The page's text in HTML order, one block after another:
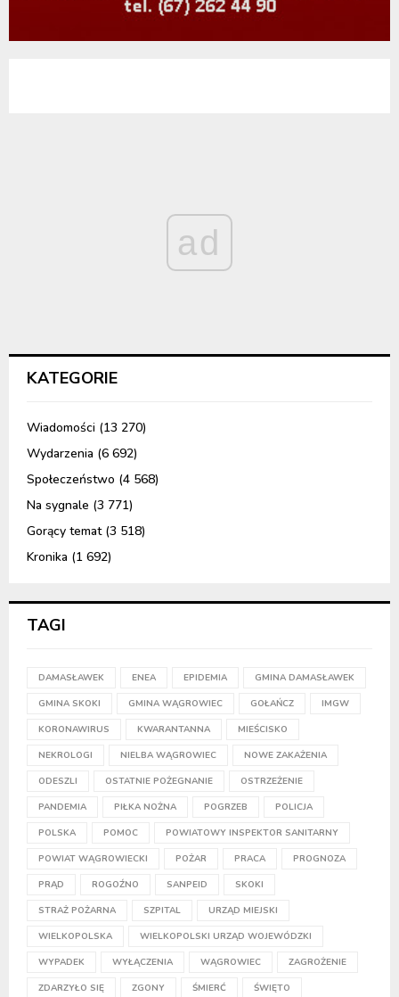
ad
KATEGORIE
Wiadomości (13 270)
Wydarzenia (6 692)
Społeczeństwo (4 568)
Na sygnale (3 771)
Gorący temat(3 518)
Kronika (1 692)
TAGI
DAMASŁAWEK ENEA EPIDEMIA GMINA DAMASŁAWEK
GMINA SKOKI GMINA WĄGROWIEC GOŁAŃCZ IMGW
KORONAWIRUS KWARANTANNA MIEŚCISKO
NEKROLOGI NIELBA WĄGROWIEC NOWE ZAKAŻENIA
ODESZLI OSTATNIE POŻEGNANIE OSTRZEŻENIE
PANDEMIA PIŁKA NOŻNA POGRZEB POLICJA
POLSKA POMOC POWIATOWY INSPEKTOR SANITARNY
POWIAT WĄGROWIECKI POŻAR PRACA PROGNOZA
PRĄD ROGOŹNO SANPEID SKOKI
STRAŻ POŻARNA SZPITAL URZĄD MIEJSKI
WIELKOPOLSKA WIELKOPOLSKI URZĄD WOJEWÓDZKI
WYPADEK WYŁĄCZENIA WĄGROWIEC ZAGROŻENIE
ZDARZYŁO SIĘ ZGONY ŚMIERĆ ŚWIĘTO